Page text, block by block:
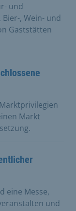
und
, Wein- und
Gaststätten
Markt
eine Messe,
und